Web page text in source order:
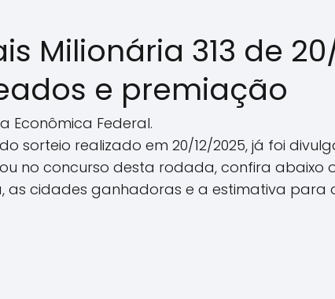
Milionária 313 de
e premiação
Econômica Federal.
sorteio realizado em 20/12/2025, já foi
no concurso desta rodada, confira abaixo
cidades ganhadoras e a estimativa para